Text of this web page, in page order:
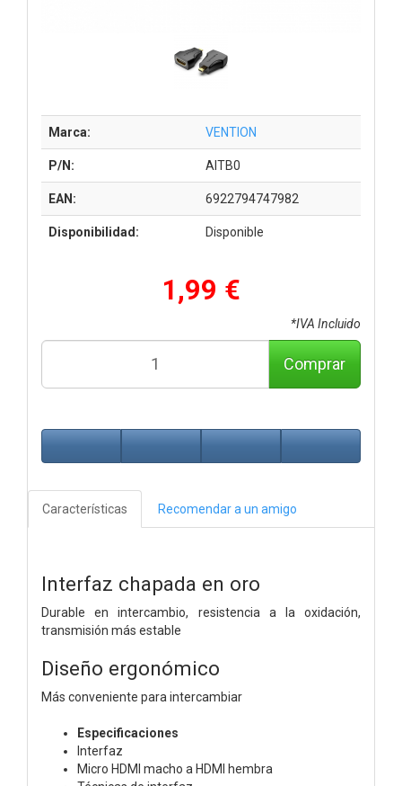
Marca: VENTION
P/N: AITB0
EAN: 6922794747982
Disponibilidad: Disponible
1,99 €
*IVA Incluido
Comprar
Características Recomendar a un amigo
Interfaz chapada en oro
Durable en intercambio, resistencia a la oxidación,
transmisión más estable
Diseño ergonómico
Más conveniente para intercambiar
Especificaciones
Interfaz
Micro HDMI macho a HDMI hembra